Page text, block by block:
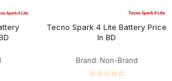
Tecno Spark 4 Lite Battery Price
In BD
Brand: Non-Brand
☆☆☆☆☆